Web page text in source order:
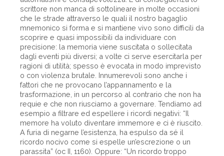
scrittore non manca di sottolineare in molte occasioni
che le strade attraverso le quali il nostro bagaglio
mnemonico si forma e si mantiene vivo sono difficili da
scoprire e quasi impossibili da individuare con
precisione: la memoria viene suscitata o sollecitata
dagli eventi più diversi; a volte ci serve esercitarla per
ragioni di utilità; spesso è evocata in modo imprevisto
o con violenza brutale. Innumerevoli sono anche i
fattori che ne provocano l’appannamento e la
trasformazione, in un percorso al contrario che non ha
requie e che non riusciamo a governare. Tendiamo ad
esempio a filtrare ed espellere i ricordi negativi: “Il
memore ha voluto diventare immemore e ci è riuscito.
A furia di negarne l’esistenza, ha espulso da sé il
ricordo nocivo come si espelle un’escrezione o un
parassita” (oc II, 1160). Oppure: “Un ricordo troppo